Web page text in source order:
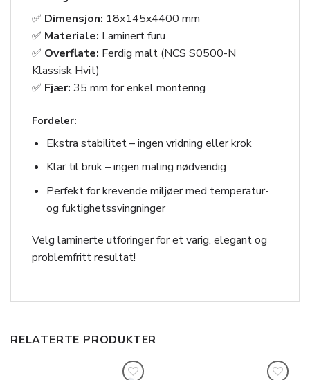
✅ Dimensjon: 18x145x4400 mm
✅ Materiale: Laminert furu
✅ Overflate: Ferdig malt (NCS S0500-N
Klassisk Hvit)
✅ Fjær: 35 mm for enkel montering
Fordeler:
Ekstra stabilitet – ingen vridning eller krok
Klar til bruk – ingen maling nødvendig
Perfekt for krevende miljøer med temperatur-
og fuktighetssvingninger
Velg laminerte utforinger for et varig, elegant og
problemfritt resultat!
RELATERTE PRODUKTER